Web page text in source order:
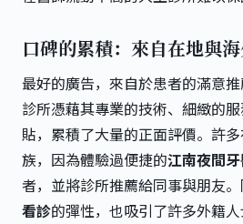
口碑的累積：來自在地與
最好的廣告，來自於患者的滿意
診所憑藉其專業的技術、細緻的
貼，累積了大量的正面評價。許
族，因為體驗過便捷的江南夜間
者，並將診所推薦給同事與朋友
看診的彈性，也吸引了許多外籍